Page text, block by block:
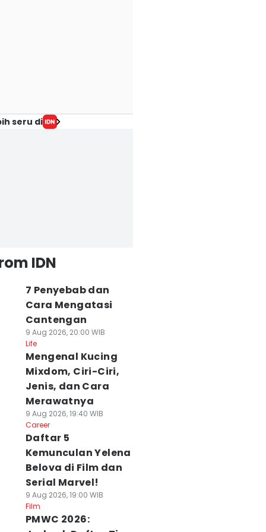
seru di
IDN
7 Penyebab dan
Cara Mengatasi
Cantengan
9 Aug 2026, 20:00 WIB
Life
Mengenal Kucing
Mixdom, Ciri-Ciri,
Jenis, dan Cara
Merawatnya
9 Aug 2026, 19:40 WIB
Career
Daftar 5
Kemunculan Yelena
Belova di Film dan
Serial Marvel!
9 Aug 2026, 19:00 WIB
Film
PMWC 2026: